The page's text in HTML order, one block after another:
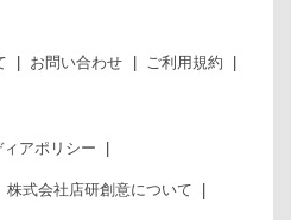
お問い合わせ ご利用規約
アポリシー
株式会社店研創意について